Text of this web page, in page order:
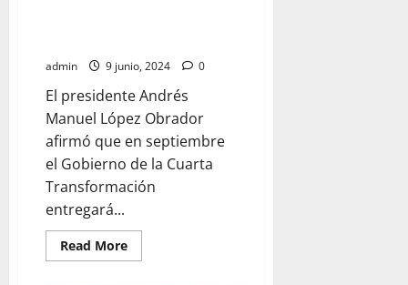
admin 9 junio, 2024 0
El presidente Andrés
Manuel López Obrador
afirmó que en septiembre
el Gobierno de la Cuarta
Transformación
entregará...
Read MoreRead
more